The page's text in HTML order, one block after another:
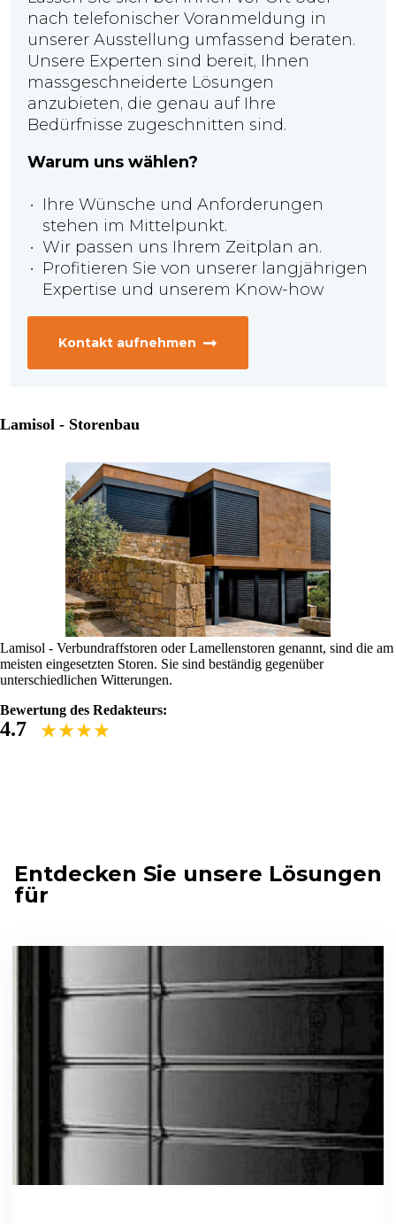
nach telefonischer Voranmeldung in
unserer Ausstellung umfassend beraten.
Unsere Experten sind bereit, Ihnen
massgeschneiderte Lösungen
anzubieten, die genau auf Ihre
Bedürfnisse zugeschnitten sind.
Warum uns wählen?
Ihre Wünsche und Anforderungen
stehen im Mittelpunkt.
Wir passen uns Ihrem Zeitplan an.
Profitieren Sie von unserer langjährigen
Expertise und unserem Know-how
Kontakt aufnehmen
Lamisol - Storenbau
Lamisol - Verbundraffstoren oder Lamellenstoren genannt, sind die am
meisten eingesetzten Storen. Sie sind beständig gegenüber
unterschiedlichen Witterungen.
Bewertung des Redakteurs:
4.7
Entdecken Sie unsere Lösungen
für